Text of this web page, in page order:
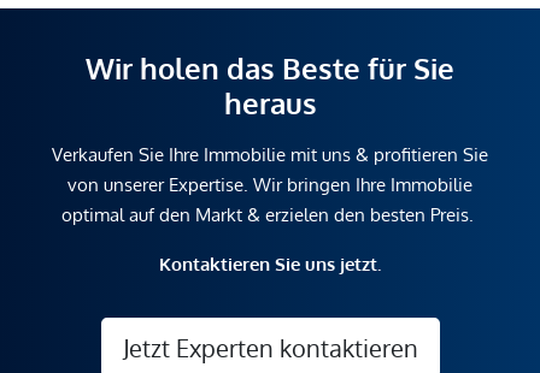
Wir holen das Beste für Sie
heraus
Verkaufen Sie Ihre Immobilie mit uns & profitieren Sie
von unserer Expertise. Wir bringen Ihre Immobilie
optimal auf den Markt & erzielen den besten Preis.
Kontaktieren Sie uns jetzt.
Jetzt Experten kontaktieren